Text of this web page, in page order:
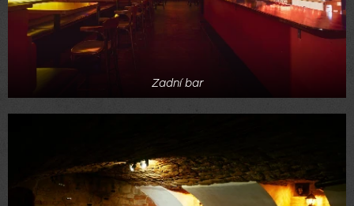
Zadní bar